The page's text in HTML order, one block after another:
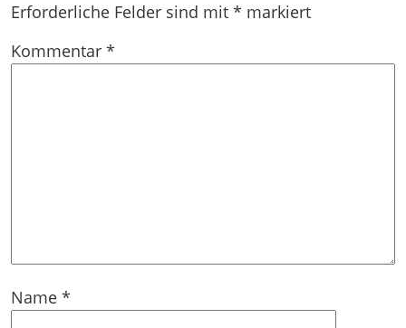
Erforderliche Felder sind mit * markiert
Kommentar *
Name *